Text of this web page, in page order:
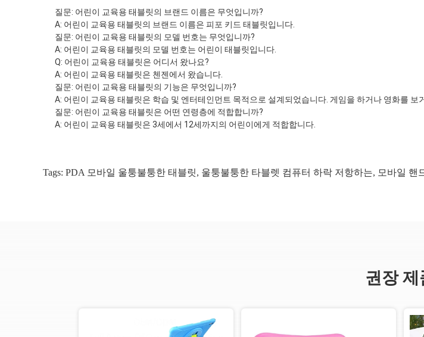
질문: 어린이 교육용 태블릿의 브랜드 이름은 무엇입니까?
A: 어린이 교육용 태블릿의 브랜드 이름은 피포 키드 태블릿입니다.
질문: 어린이 교육용 태블릿의 모델 번호는 무엇입니까?
A: 어린이 교육용 태블릿의 모델 번호는 어린이 태블릿입니다.
Q: 어린이 교육용 태블릿은 어디서 왔나요?
A: 어린이 교육용 태블릿은 첸젠에서 왔습니다.
질문: 어린이 교육용 태블릿의 기능은 무엇입니까?
A: 어린이 교육용 태블릿은 학습 및 엔터테인먼트 목적으로 설계되었습니다. 게임을 하거나 영화를 보
질문: 어린이 교육용 태블릿은 어떤 연령층에 적합합니까?
A: 어린이 교육용 태블릿은 3세에서 12세까지의 어린이에게 적합합니다.
Tags: PDA 모바일 울퉁불퉁한 태블릿, 울퉁불퉁한 타블렛 컴퓨터 하락 저항하는, 모바일 핸
권장 제